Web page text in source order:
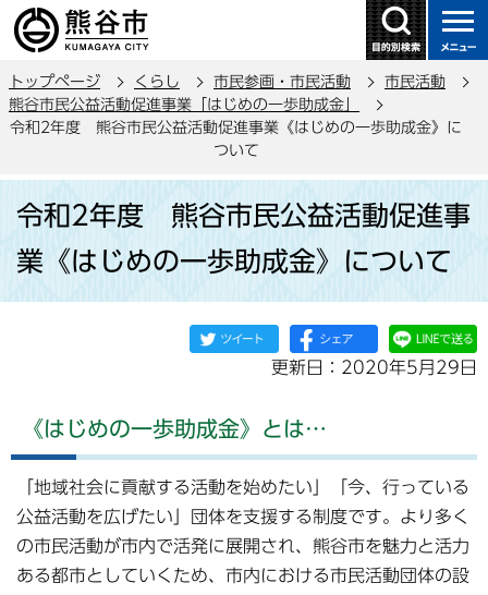
の
ー
ジ
先
トップページ くらし 市民参画・市民活動
市民活動
熊谷市民公益活動促進事業「はじめの一歩助成金」
令和2年度 熊谷市民公益活動促進事業《はじめの一歩助成金》に
ついて
か
令和2年度 熊谷市民公益活動促進事
業《はじめの一歩助成金》について
更新日：2020年5月29日
《はじめの一歩助成金》とは…
「地域社会に貢献する活動を始めたい」「今、行っている
公益活動を広げたい」団体を支援する制度です。より多く
の市民活動が市内で活発に展開され、熊谷市を魅力と活力
ある都市としていくため、市内における市民活動団体の設